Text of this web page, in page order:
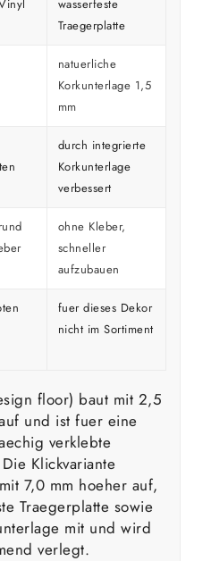
wasserfeste
Traegerplatte
natuerliche
Korkunterlage 1,5
mm
durch integrierte
Korkunterlage
verbessert
ohne Kleber,
schneller
aufzubauen
fuer dieses Dekor
nicht im Sortiment
floor) baut mit 2,5
und ist fuer eine
verklebte
Klickvariante
7,0 mm hoeher auf,
Traegerplatte sowie
mit und wird
verlegt.